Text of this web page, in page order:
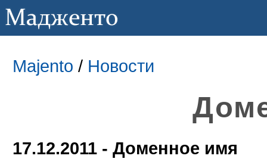
Majento / Новости
17.12.2011 - Доменное имя